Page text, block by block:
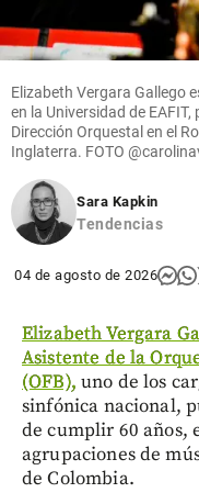
Elizabeth Vergara Gallego
en la Universidad de
Dirección Orquestal en el
Inglaterra. FOTO
Sara Kapkin
Tendencias
04 de agosto de 2026
Elizabeth Vergara
Asistente de la
(OFB), uno de los
sinfónica nacional,
de cumplir 60 años,
agrupaciones de
de Colombia.